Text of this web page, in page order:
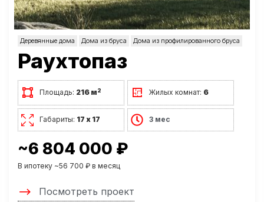
Деревянные дома Дома из бруса Дома из профилированного бруса
Раухтопаз
Площадь: 216 м2 Жилых комнат: 6
Габариты: 17 х 17 3 мес
~6 804 000 ₽
В ипотеку ~56 700 ₽ в месяц
Посмотреть проект